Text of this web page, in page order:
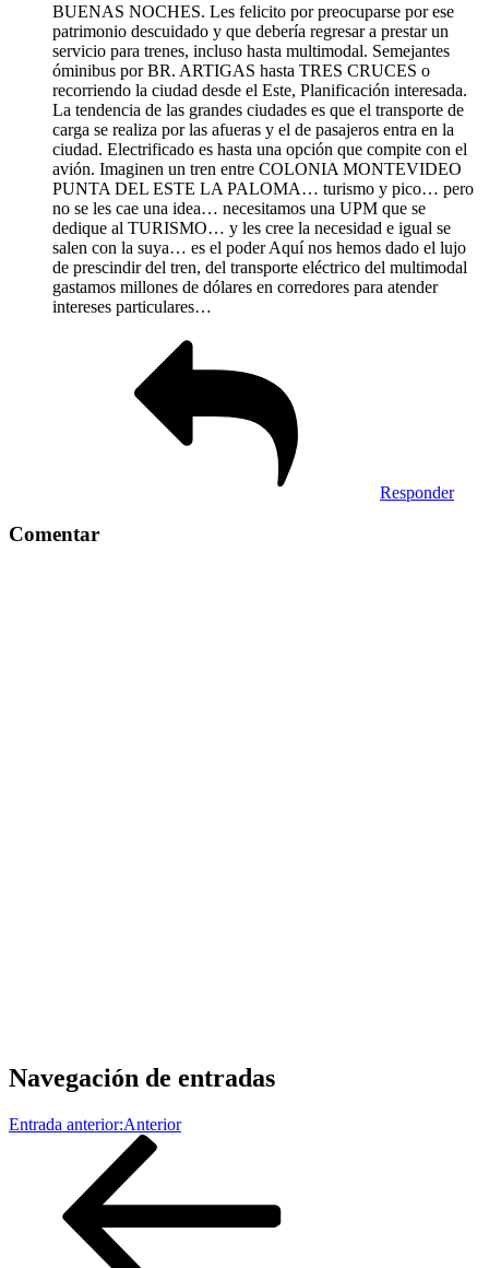
BUENAS NOCHES. Les felicito por preocuparse por ese
patrimonio descuidado y que debería regresar a prestar un
servicio para trenes, incluso hasta multimodal. Semejantes
óminibus por BR. ARTIGAS hasta TRES CRUCES o
recorriendo la ciudad desde el Este, Planificación interesada.
La tendencia de las grandes ciudades es que el transporte de
carga se realiza por las afueras y el de pasajeros entra en la
ciudad. Electrificado es hasta una opción que compite con el
avión. Imaginen un tren entre COLONIA MONTEVIDEO
PUNTA DEL ESTE LA PALOMA… turismo y pico… pero
no se les cae una idea… necesitamos una UPM que se
dedique al TURISMO… y les cree la necesidad e igual se
salen con la suya… es el poder Aquí nos hemos dado el lujo
de prescindir del tren, del transporte eléctrico del multimodal
gastamos millones de dólares en corredores para atender
intereses particulares…
Responder
Comentar
Navegación de entradas
Entrada anterior:Anterior